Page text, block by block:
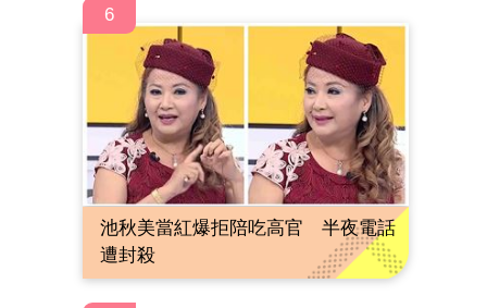
6
池秋美當紅爆拒陪吃高官 半夜電話
遭封殺